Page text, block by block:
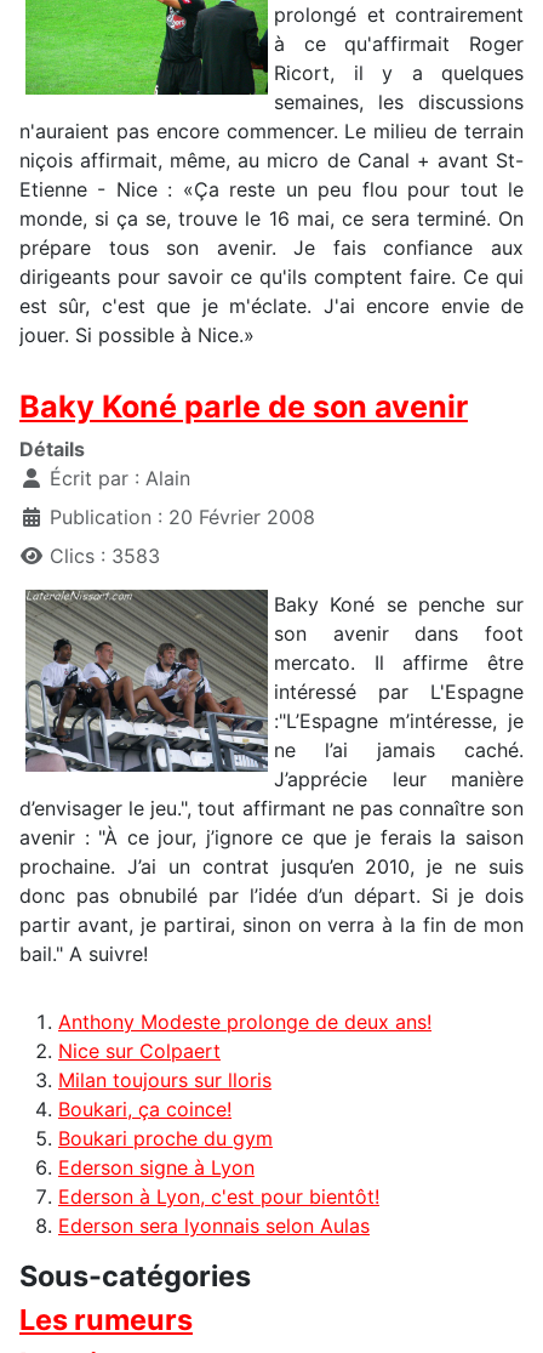
prolongé et contrairement
à ce qu'affirmait Roger
Ricort, il y a quelques
semaines, les discussions
n'auraient pas encore commencer. Le milieu de terrain
niçois affirmait, même, au micro de Canal + avant St-
Etienne - Nice : «Ça reste un peu flou pour tout le
monde, si ça se, trouve le 16 mai, ce sera terminé. On
prépare tous son avenir. Je fais confiance aux
dirigeants pour savoir ce qu'ils comptent faire. Ce qui
est sûr, c'est que je m'éclate. J'ai encore envie de
jouer. Si possible à Nice.»
Baky Koné parle de son avenir
Détails
Écrit par : Alain
Publication : 20 Février 2008
Clics : 3583
Baky Koné se penche sur
son avenir dans foot
mercato. Il affirme être
intéressé par L'Espagne
:"L’Espagne m’intéresse, je
ne l’ai jamais caché.
J’apprécie leur manière
d’envisager le jeu.", tout affirmant ne pas connaître son
avenir : "À ce jour, j’ignore ce que je ferais la saison
prochaine. J’ai un contrat jusqu’en 2010, je ne suis
donc pas obnubilé par l’idée d’un départ. Si je dois
partir avant, je partirai, sinon on verra à la fin de mon
bail." A suivre!
Anthony Modeste prolonge de deux ans!
Nice sur Colpaert
Milan toujours sur lloris
Boukari, ça coince!
Boukari proche du gym
Ederson signe à Lyon
Ederson à Lyon, c'est pour bientôt!
Ederson sera lyonnais selon Aulas
Sous-catégories
Les rumeurs